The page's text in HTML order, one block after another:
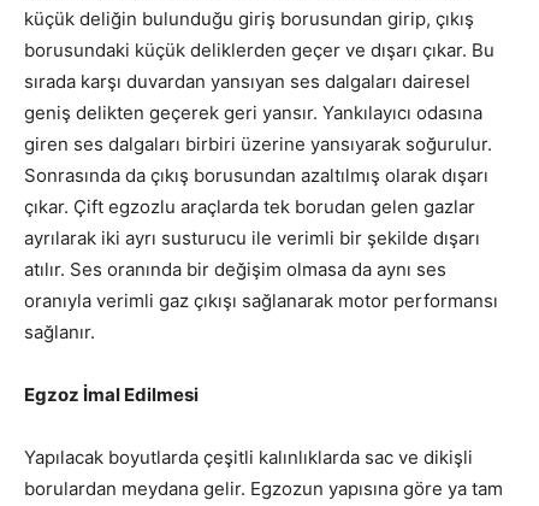
küçük deliğin bulunduğu giriş borusundan girip, çıkış
borusundaki küçük deliklerden geçer ve dışarı çıkar. Bu
sırada karşı duvardan yansıyan ses dalgaları dairesel
geniş delikten geçerek geri yansır. Yankılayıcı odasına
giren ses dalgaları birbiri üzerine yansıyarak soğurulur.
Sonrasında da çıkış borusundan azaltılmış olarak dışarı
çıkar. Çift egzozlu araçlarda tek borudan gelen gazlar
ayrılarak iki ayrı susturucu ile verimli bir şekilde dışarı
atılır. Ses oranında bir değişim olmasa da aynı ses
oranıyla verimli gaz çıkışı sağlanarak motor performansı
sağlanır.
Egzoz İmal Edilmesi
Yapılacak boyutlarda çeşitli kalınlıklarda sac ve dikişli
borulardan meydana gelir. Egzozun yapısına göre ya tam